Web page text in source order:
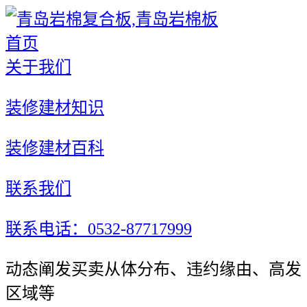
首页
关于我们
装修建材知识
装修建材百科
联系我们
联系电话：0532-87717999
动态阐发买卖从体分布、违约缘由、高发
区域等